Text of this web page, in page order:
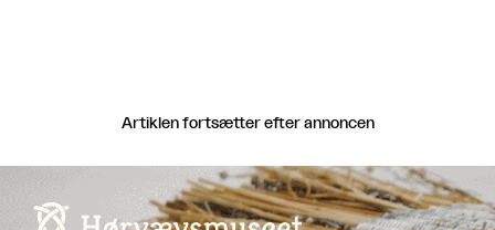
Artiklen fortsætter efter annoncen